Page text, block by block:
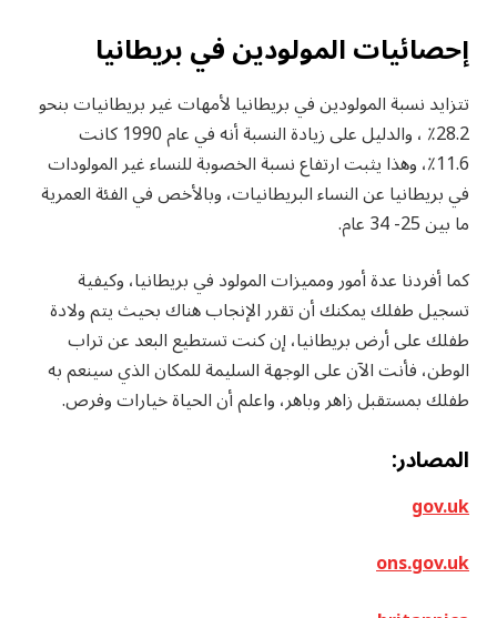
إحصائيات المولودين في بريطانيا
تتزايد نسبة المولودين في بريطانيا لأمهات غير بريطانيات بنحو
28.2٪ ، والدليل على زيادة النسبة أنه في عام 1990 كانت
11.6٪، وهذا يثبت ارتفاع نسبة الخصوبة للنساء غير المولودات
في بريطانيا عن النساء البريطانيات، وبالأخص في الفئة العمرية
ما بين 25- 34 عام.
كما أفردنا عدة أمور ومميزات المولود في بريطانيا، وكيفية
تسجيل طفلك يمكنك أن تقرر الإنجاب هناك بحيث يتم ولادة
طفلك على أرض بريطانيا، إن كنت تستطيع البعد عن تراب
الوطن، فأنت الآن على الوجهة السليمة للمكان الذي سينعم به
طفلك بمستقبل زاهر وباهر، واعلم أن الحياة خيارات وفرص.
المصادر:
gov.uk
ons.gov.uk